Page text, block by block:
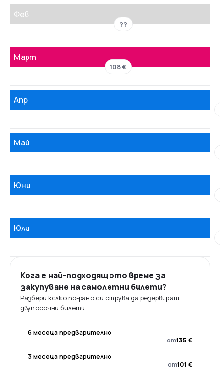
Фев
??
Март
108 €
Апр
Май
Юни
Юли
Кога е най-подходящото време за
закупуване на самолетни билети?
Разбери колко по-рано си струва да резервираш
двупосочни билети.
6 месеца предварително
от135 €
3 месеца предварително
от101 €